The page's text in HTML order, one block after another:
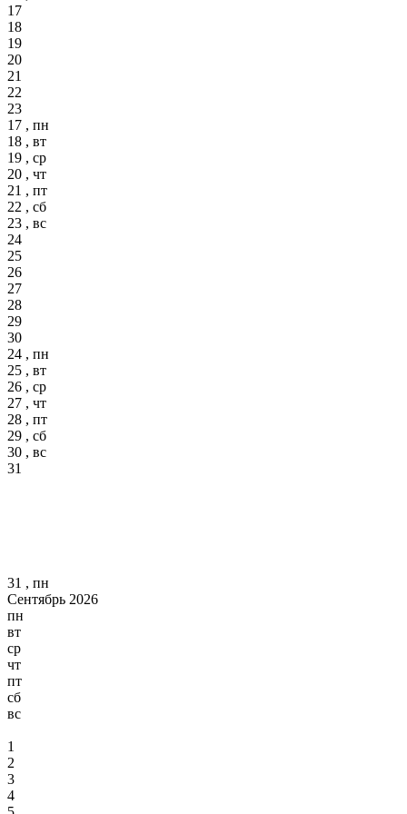
17
18
19
20
21
22
23
17 , пн
18 , вт
19 , ср
20 , чт
21 , пт
22 , сб
23 , вс
24
25
26
27
28
29
30
24 , пн
25 , вт
26 , ср
27 , чт
28 , пт
29 , сб
30 , вс
31
31 , пн
Сентябрь 2026
пн
вт
ср
чт
пт
сб
вс
1
2
3
4